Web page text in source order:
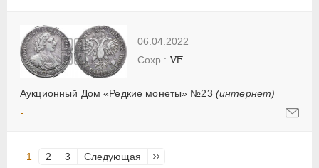
06.04.2022
Аукционный Дом «Редкие монеты» №23 (интернет)
VF
-
1 2 3 Следующая Последняя